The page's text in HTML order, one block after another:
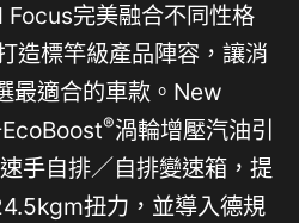
完美融合不同性格
造標竿級產品陣容，讓消
最適合的車款。New
®渦輪增壓汽油引
手自排／自排變速箱，提
扭力，並導入德規